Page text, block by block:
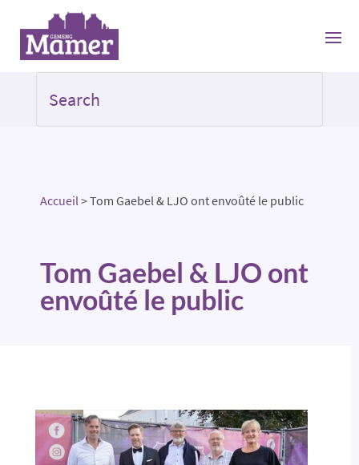
Accueil>Tom Gaebel & LJO ont envoûté le public
Tom Gaebel & LJO ont
envoûté le public